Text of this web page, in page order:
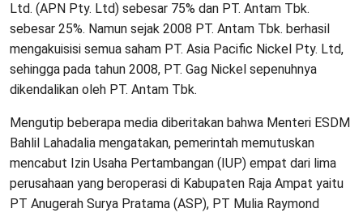
Ltd. (APN Pty. Ltd) sebesar 75% dan PT. Antam Tbk.
sebesar 25%. Namun sejak 2008 PT. Antam Tbk. berhasil
mengakuisisi semua saham PT. Asia Pacific Nickel Pty. Ltd,
sehingga pada tahun 2008, PT. Gag Nickel sepenuhnya
dikendalikan oleh PT. Antam Tbk.
Mengutip beberapa media diberitakan bahwa Menteri ESDM
Bahlil Lahadalia mengatakan, pemerintah memutuskan
mencabut Izin Usaha Pertambangan (IUP) empat dari lima
perusahaan yang beroperasi di Kabupaten Raja Ampat yaitu
PT Anugerah Surya Pratama (ASP), PT Mulia Raymond